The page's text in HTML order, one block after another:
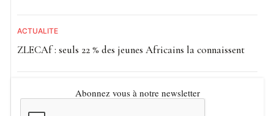
ACTUALITE
ZLECAf : seuls 22 % des jeunes Africains la connaissent
Abonnez vous à notre newsletter